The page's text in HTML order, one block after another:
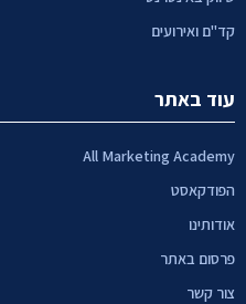
קד"ם ואירועים
עוד באתר
All Marketing Academy
הפודקאסט
אודותינו
פרסום באתר
צור קשר